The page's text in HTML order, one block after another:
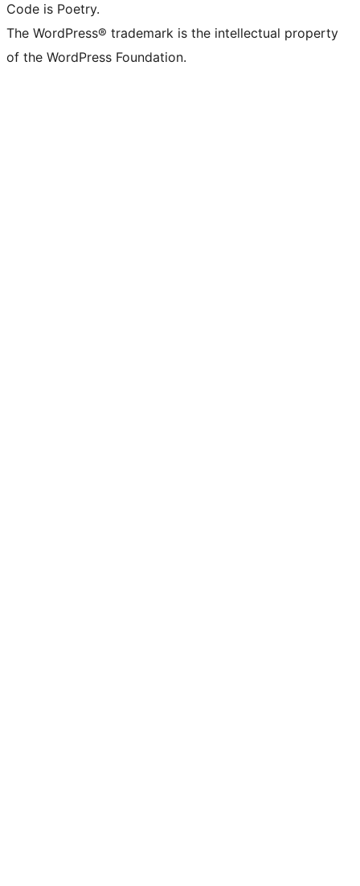
Code is Poetry.
The WordPress® trademark is the intellectual property
of the WordPress Foundation.